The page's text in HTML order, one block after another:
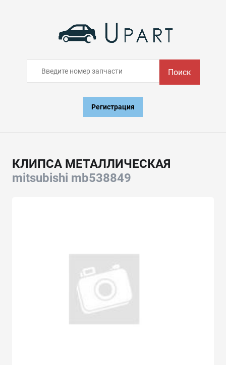
Поиск
Регистрация
КЛИПСА МЕТАЛЛИЧЕСКАЯ
mitsubishi mb538849